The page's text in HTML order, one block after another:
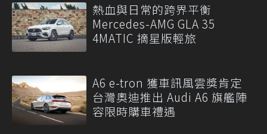
熱血與日常的跨界平衡
Mercedes-AMG GLA 35
4MATIC 摘星版輕旅
A6 e-tron 獲車訊風雲獎肯定
台灣奧迪推出 Audi A6 旗艦陣
容限時購車禮遇